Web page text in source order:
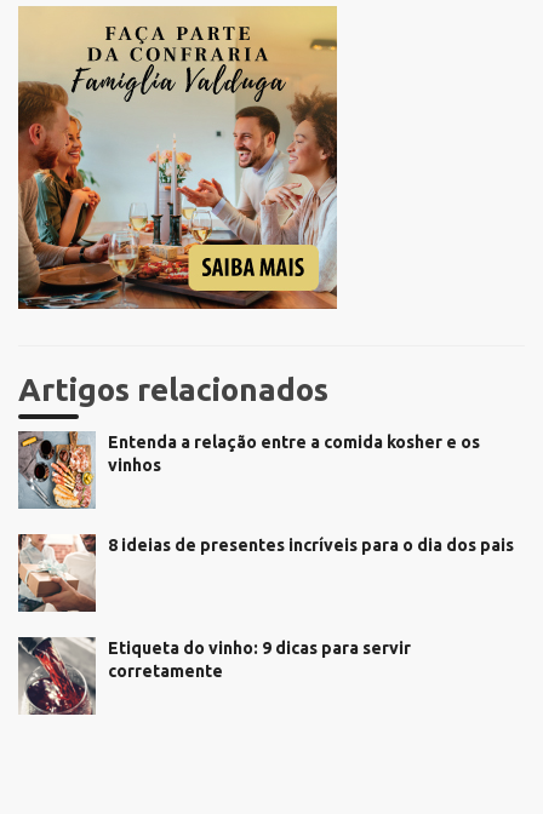
Artigos relacionados
Entenda a relação entre a comida kosher e os
vinhos
8 ideias de presentes incríveis para o dia dos pais
Etiqueta do vinho: 9 dicas para servir
corretamente